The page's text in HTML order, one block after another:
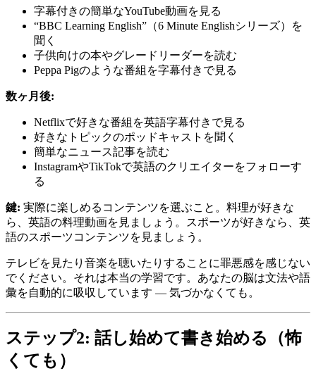
字幕付きの簡単なYouTube動画を見る
“BBC Learning English”（6 Minute Englishシリーズ）を
聞く
子供向けの本やグレードリーダーを読む
Peppa Pigのような番組を字幕付きで見る
数ヶ月後:
Netflixで好きな番組を英語字幕付きで見る
好きなトピックのポッドキャストを聞く
簡単なニュース記事を読む
InstagramやTikTokで英語のクリエイターをフォローす
る
鍵: 実際に楽しめるコンテンツを選ぶこと。料理が好きな
ら、英語の料理動画を見ましょう。スポーツが好きなら、英
語のスポーツコンテンツを見ましょう。
テレビを見たり音楽を聴いたりすることに罪悪感を感じない
でください。それは本当の学習です。あなたの脳は文法や語
彙を自動的に吸収しています — 気づかなくても。
ステップ2: 話し始めて書き始める（怖
くても）